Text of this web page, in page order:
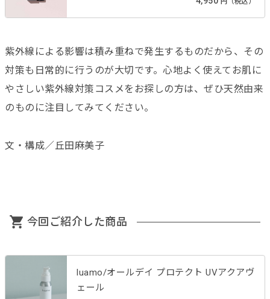
円（税込）
紫外線による影響は積み重ねで発生するものだから、その
対策も日常的に行うのが大切です。心地よく使えてお肌に
やさしい紫外線対策コスメをお探しの方は、ぜひ天然由来
のものに注目してみてください。
文・構成／丘田麻美子
今回ご紹介した商品
luamo/オールデイ プロテクト UVアクアヴ
ェール